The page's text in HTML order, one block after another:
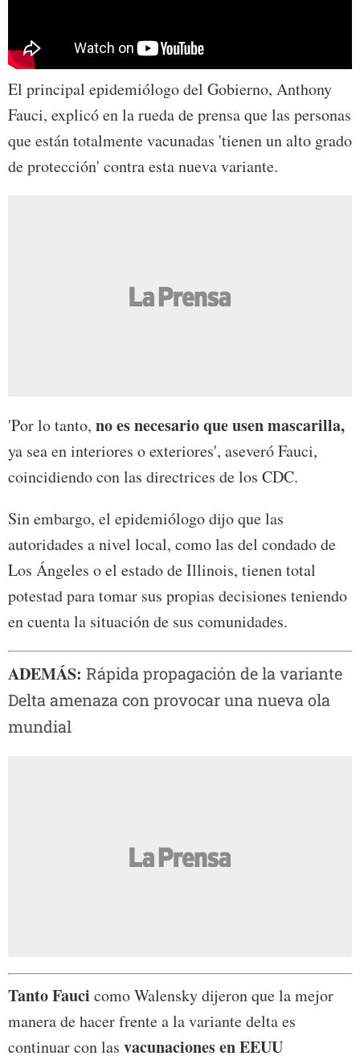
El principal epidemiólogo del Gobierno, Anthony
Fauci, explicó en la rueda de prensa que las personas
que están totalmente vacunadas 'tienen un alto grado
de protección' contra esta nueva variante.
'Por lo tanto, no es necesario que usen mascarilla,
ya sea en interiores o exteriores', aseveró Fauci,
coincidiendo con las directrices de los CDC.
Sin embargo, el epidemiólogo dijo que las
autoridades a nivel local, como las del condado de
Los Ángeles o el estado de Illinois, tienen total
potestad para tomar sus propias decisiones teniendo
en cuenta la situación de sus comunidades.
ADEMÁS: Rápida propagación de la variante
Delta amenaza con provocar una nueva ola
mundial
Tanto Fauci como Walensky dijeron que la mejor
manera de hacer frente a la variante delta es
continuar con las vacunaciones en EEUU